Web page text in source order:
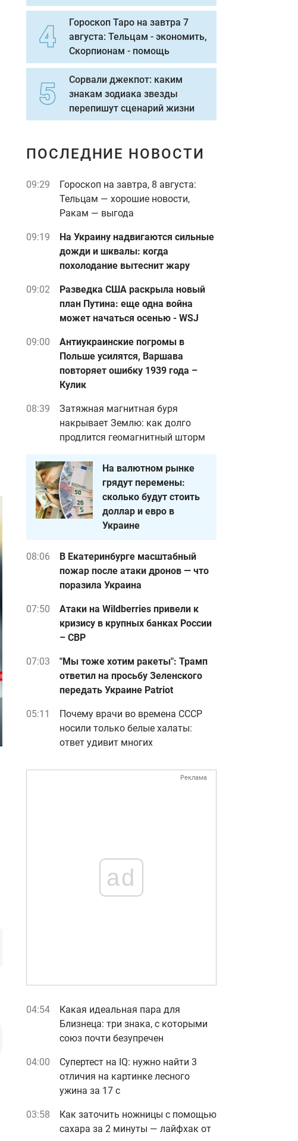
Гороскоп Таро на завтра 7
августа: Тельцам - экономить,
Скорпионам - помощь
Сорвали джекпот: каким
знакам зодиака звезды
перепишут сценарий жизни
ПОСЛЕДНИЕ НОВОСТИ
09:29
Гороскоп на завтра, 8 августа:
Тельцам — хорошие новости,
Ракам — выгода
09:19
На Украину надвигаются сильные
дожди и шквалы: когда
похолодание вытеснит жару
09:02
Разведка США раскрыла новый
план Путина: еще одна война
может начаться осенью - WSJ
09:00
Антиукраинские погромы в
Польше усилятся, Варшава
повторяет ошибку 1939 года –
Кулик
08:39
Затяжная магнитная буря
накрывает Землю: как долго
продлится геомагнитный шторм
На валютном рынке
грядут перемены:
сколько будут стоить
доллар и евро в
Украине
08:06
В Екатеринбурге масштабный
пожар после атаки дронов — что
поразила Украина
07:50
Атаки на Wildberries привели к
кризису в крупных банках России
– СВР
07:03
"Мы тоже хотим ракеты": Трамп
ответил на просьбу Зеленского
передать Украине Patriot
05:11
Почему врачи во времена СССР
носили только белые халаты:
ответ удивит многих
Реклама
ad
04:54
Какая идеальная пара для
Близнеца: три знака, с которыми
союз почти безупречен
04:00
Супертест на IQ: нужно найти 3
отличия на картинке лесного
ужина за 17 с
03:58
Как заточить ножницы с помощью
сахара за 2 минуты — лайфхак от